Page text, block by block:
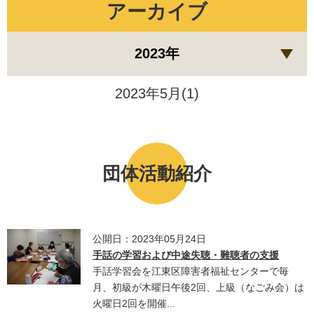
団体活動紹介
公開日：2023年05月24日
手話の学習および中途失聴・難聴者の支援
手話学習会を江東区障害者福祉センターで毎
月、初級が木曜日午後2回、上級（なごみ会）は
火曜日2回を開催...
アーカイブ
2023年
2023年5月(1)